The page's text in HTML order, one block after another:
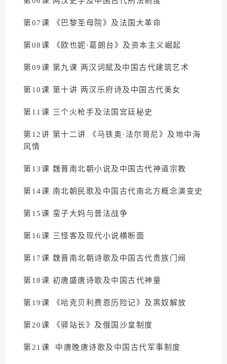
第07课 《巴黎圣母院》及法国大革命
第08课 《欧也妮·葛朗台》及资本主义崛起
第09课 第九课 两汉词赋及中国古代建筑艺术
第10课 第十讲 两汉乐府诗及中国古代美女
第11课 三个火枪手及法国宫廷秘史
第12讲 第十二讲 《马铁奥·法尔哥尼》及地中海
风情
第13课 魏晋南北朝小说及中国古代神道宗教
第14课 南北朝民歌及中国古代南北方概念演变史
第15课 蛮子大妈与普法战争
第16课 三怪客及现代小说横断面
第17课 魏晋南北朝诗歌及中国古代贵族门阀
第18课 初唐盛唐诗歌及中国古代神童
第19课 《哈克贝利费恩历险记》及黑奴解放
第20课 《驿站长》及俄国沙皇制度
第21课 中唐晚唐诗歌及中国古代军事制度